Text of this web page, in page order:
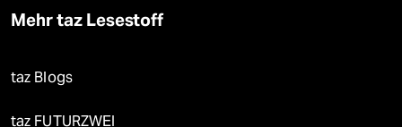
Mehr taz Lesestoff
taz Blogs
taz FUTURZWEI